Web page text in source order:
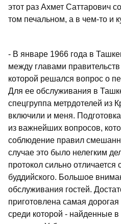
этот раз Ахмет Саттарович
том печальном, а в чем-то и
- В январе 1966 года в
между главами
которой решался вопрос о
Для ее обслуживания в
спецгруппа метрдотелей из
включили и меня.
из важнейших вопросов,
соблюдение правил
случае это было нелегким
протокол сильно отличается
буддийского. Большое
обслуживания гостей.
приготовлена самая
среди которой - найденные